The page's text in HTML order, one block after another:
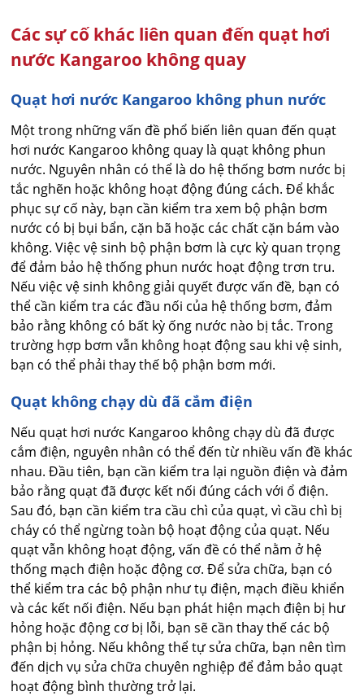
Các sự cố khác liên quan đến quạt hơi
nước Kangaroo không quay
Quạt hơi nước Kangaroo không phun nước
Một trong những vấn đề phổ biến liên quan đến quạt
hơi nước Kangaroo không quay là quạt không phun
nước. Nguyên nhân có thể là do hệ thống bơm nước bị
tắc nghẽn hoặc không hoạt động đúng cách. Để khắc
phục sự cố này, bạn cần kiểm tra xem bộ phận bơm
nước có bị bụi bẩn, cặn bã hoặc các chất cặn bám vào
không. Việc vệ sinh bộ phận bơm là cực kỳ quan trọng
để đảm bảo hệ thống phun nước hoạt động trơn tru.
Nếu việc vệ sinh không giải quyết được vấn đề, bạn có
thể cần kiểm tra các đầu nối của hệ thống bơm, đảm
bảo rằng không có bất kỳ ống nước nào bị tắc. Trong
trường hợp bơm vẫn không hoạt động sau khi vệ sinh,
bạn có thể phải thay thế bộ phận bơm mới.
Quạt không chạy dù đã cắm điện
Nếu quạt hơi nước Kangaroo không chạy dù đã được
cắm điện, nguyên nhân có thể đến từ nhiều vấn đề khác
nhau. Đầu tiên, bạn cần kiểm tra lại nguồn điện và đảm
bảo rằng quạt đã được kết nối đúng cách với ổ điện.
Sau đó, bạn cần kiểm tra cầu chì của quạt, vì cầu chì bị
cháy có thể ngừng toàn bộ hoạt động của quạt. Nếu
quạt vẫn không hoạt động, vấn đề có thể nằm ở hệ
thống mạch điện hoặc động cơ. Để sửa chữa, bạn có
thể kiểm tra các bộ phận như tụ điện, mạch điều khiển
và các kết nối điện. Nếu bạn phát hiện mạch điện bị hư
hỏng hoặc động cơ bị lỗi, bạn sẽ cần thay thế các bộ
phận bị hỏng. Nếu không thể tự sửa chữa, bạn nên tìm
đến dịch vụ sửa chữa chuyên nghiệp để đảm bảo quạt
hoạt động bình thường trở lại.